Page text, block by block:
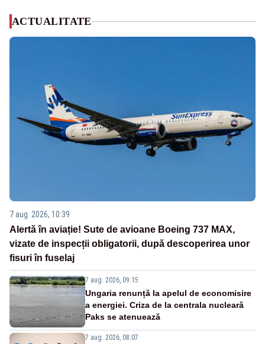
ACTUALITATE
7 aug. 2026, 10:39
Alertă în aviație! Sute de avioane Boeing 737 MAX,
vizate de inspecții obligatorii, după descoperirea unor
fisuri în fuselaj
7 aug. 2026, 09:15
Ungaria renunță la apelul de economisire
a energiei. Criza de la centrala nucleară
Paks se atenuează
7 aug. 2026, 08:07